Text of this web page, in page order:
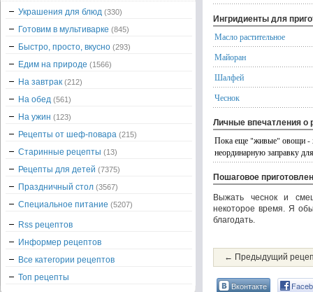
Ингридиенты для
Масло растительное
Майоран
Шалфей
Чеснок
Личные впечатления о
Пока еще "живые" овощи -
неординарную заправку
Пошаговое
Выжать чеснок и
некоторое время. Я
благодать.
← Предыдущий
Вконтакте
Украшения для блюд (330)
Готовим в мультиварке (845)
Быстро, просто, вкусно (293)
Едим на природе (1566)
На завтрак (212)
На обед (561)
На ужин (123)
Рецепты от шеф-повара (215)
Старинные рецепты (13)
Рецепты для детей (7375)
Праздничный стол (3567)
Специальное питание (5207)
Rss рецептов
Информер рецептов
Все категории рецептов
Топ рецепты